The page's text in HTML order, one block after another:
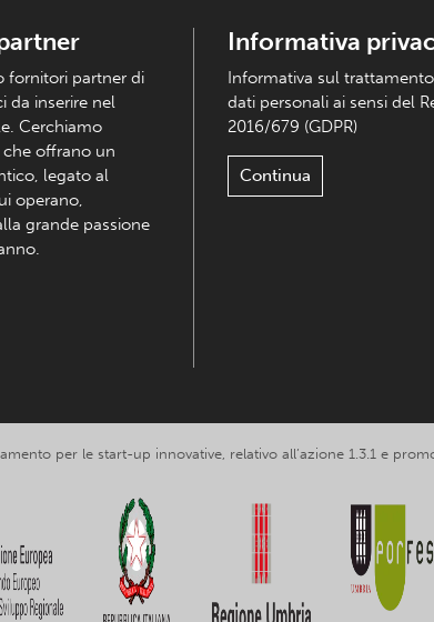
fornitori partner di
da inserire nel
Cerchiamo
offrano un
legato al
operano,
grande passione
Informativa
Informativa sul
dati personali ai sensi del
2016/679 (GDPR)
Continua
per le start-up innovative, relativo all’azione 1.3.1 e